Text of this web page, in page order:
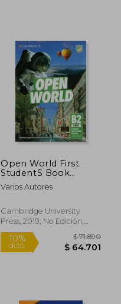
10%
dcto.
Open World First.
StudentS Book
Without Answers
With Online Practice
Varios Autores
Cambridge University
Press, 2019, No Edición,
Tapa Blanda, Nuevo